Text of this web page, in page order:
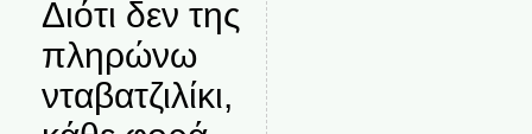
Διότι δεν της
πληρώνω
νταβατζιλίκι,